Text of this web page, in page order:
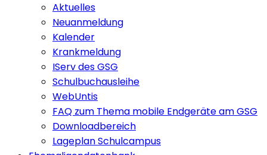
Aktuelles
Neuanmeldung
Kalender
Krankmeldung
IServ des GSG
Schulbuchausleihe
WebUntis
FAQ zum Thema mobile Endgeräte am GSG
Downloadbereich
Lageplan Schulcampus